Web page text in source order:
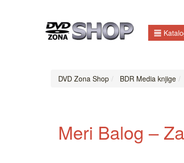
DVD Zona Shop BDR Media knjige
Meri Balog –